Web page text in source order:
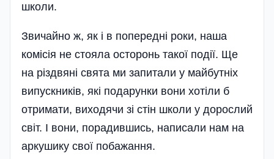
школи.
Звичайно ж, як і в попередні роки, наша
комісія не стояла осторонь такої події. Ще
на різдвяні свята ми запитали у майбутніх
випускників, які подарунки вони хотіли б
отримати, виходячи зі стін школи у дорослий
світ. І вони, порадившись, написали нам на
аркушику свої побажання.